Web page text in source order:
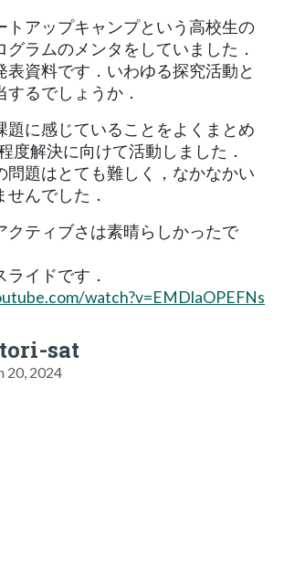
トアップキャンプという高校生の
グラムのメンタをしていました．
表資料です．いわゆる探究活動と
るでしょうか．
題に感じていることをよくまとめ
度解決に向けて活動しました．
問題はとても難しく，なかなかい
んでした．
クティブさは素晴らしかったで
イドです．
watch?v=EMDlaOPEFNs
sat
20, 2024